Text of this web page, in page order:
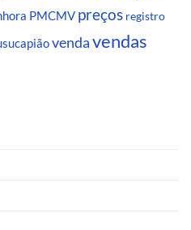
PMCMV preços registro
vendavendas